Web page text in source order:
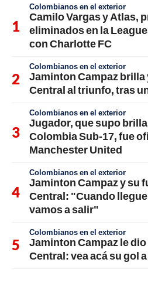
Colombianos en el exterior
Camilo Vargas y Atlas,
eliminados en la
con Charlotte FC
Colombianos en el exterior
Jaminton Campaz brilla
Central al triunfo, tras
Colombianos en el exterior
Jugador, que supo
Colombia Sub-17, fue
Manchester United
Colombianos en el exterior
Jaminton Campaz y su
Central: "Cuando
vamos a salir"
Colombianos en el exterior
Jaminton Campaz le
Central: vea acá su gol